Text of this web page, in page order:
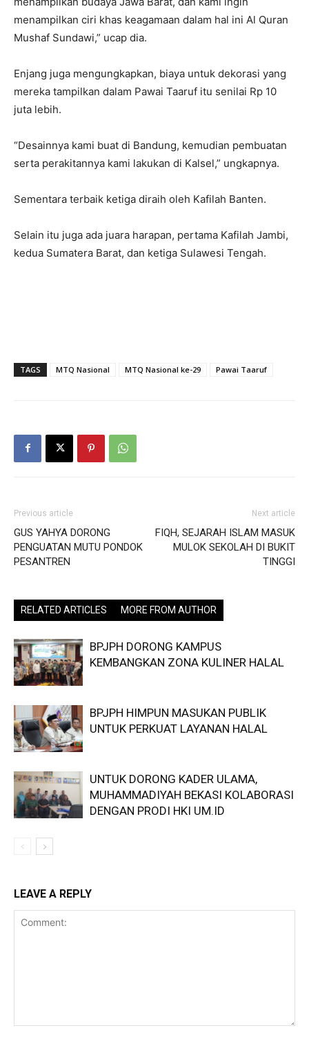
menampilkan ciri khas keagamaan dalam hal ini Al Quran
Mushaf Sundawi,” ucap dia.
Enjang juga mengungkapkan, biaya untuk dekorasi yang
mereka tampilkan dalam Pawai Taaruf itu senilai Rp 10
juta lebih.
“Desainnya kami buat di Bandung, kemudian pembuatan
serta perakitannya kami lakukan di Kalsel,” ungkapnya.
Sementara terbaik ketiga diraih oleh Kafilah Banten.
Selain itu juga ada juara harapan, pertama Kafilah Jambi,
kedua Sumatera Barat, dan ketiga Sulawesi Tengah.
TAGS MTQ Nasional MTQ Nasional ke-29 Pawai Taaruf
Previous article
GUS YAHYA DORONG
PENGUATAN MUTU PONDOK
PESANTREN
Next article
FIQH, SEJARAH ISLAM MASUK
MULOK SEKOLAH DI BUKIT
TINGGI
RELATED ARTICLES MORE FROM AUTHOR
BPJPH DORONG KAMPUS
KEMBANGKAN ZONA KULINER HALAL
BPJPH HIMPUN MASUKAN PUBLIK
UNTUK PERKUAT LAYANAN HALAL
UNTUK DORONG KADER ULAMA,
MUHAMMADIYAH BEKASI KOLABORASI
DENGAN PRODI HKI UM.ID
LEAVE A REPLY